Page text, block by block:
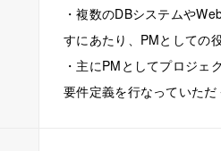
・複数のDBシステムや
すにあたり、PMとしての
・主にPMとしてプロジェ
要件定義を行なっていた